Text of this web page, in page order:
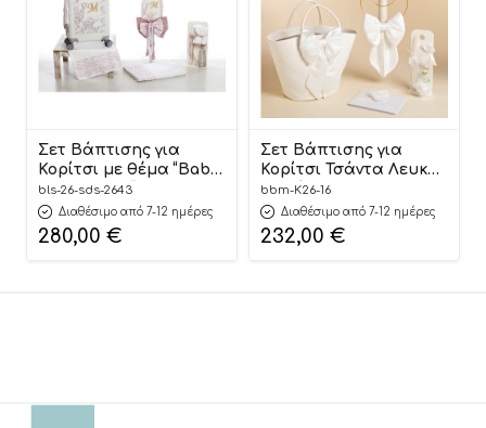
Σετ Βάπτισης για
Κορίτσι με θέμα “Baby
Dior Jungle” ΣΔΣ-2643,
Bellissimo
bls-26-sds-2643
Διαθέσιμο από 7-12 ημέρες
280,00 €
Σετ Βάπτισης για
Κορίτσι Τσάντα Λευκή
Εβελίνα 8τμχ K26.16 SS
2026 | Baby Bloom
bbm-K26-16
Διαθέσιμο από 7-12 ημέρες
232,00 €